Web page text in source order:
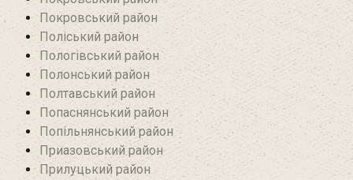
Покровський район
Поліський район
Пологівський район
Полонський район
Полтавський район
Попаснянський район
Попільнянський район‎
Приазовський район
Прилуцький район